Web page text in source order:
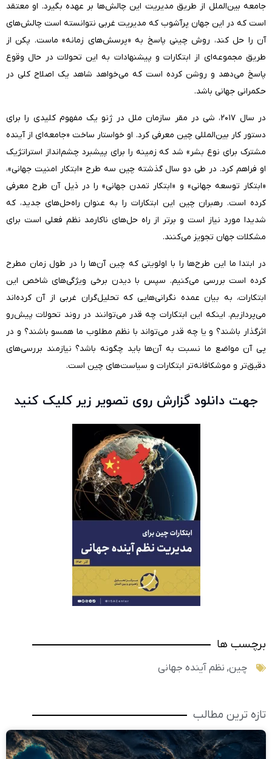
جامعه بین‌الملل از طریق مدیریت این چالش‌ها بر عهده بگیرد. او معتقد
است که در این جهان پر‌آشوب که مدیریت غربی نتوانسته است چالش‌های
آن را حل کند، روش چینی پاسخ به «پرسش‌های زمانه» ماست. پکن از
طریق مجموعه‌ای از ابتکارات و پیشنهادات به این تحولات در حال وقوع
پاسخ می‌دهد و روشن کرده است که می‌خواهد شاهد یک اصلاح کلی در
حکمرانی جهانی باشد.
در سال ۲۰۱۷، شی در مقر سازمان ملل در ژنو یک مفهوم کلیدی را برای
دستور کار بین‌المللی چین معرفی کرد. او خواستار ساخت «جامعه‌ای از آینده
مشترک برای نوع بشر» شد که زمینه را برای پیشبرد چشم‌انداز استراتژیک
او فراهم کرد. در طی دو سال گذشته چین سه طرح «ابتکار امنیت جهانی»،
«ابتکار توسعه جهانی» و «ابتکار تمدن جهانی» را در ذیل آن طرح معرفی
کرده است. رهبران چین این ابتکارات را به عنوان راه‌حل‌های جدید، که
شدیدا مورد نیاز است و برتر از راه حل‌های ناکارمد نظم فعلی است برای
مشکلات جهان تجویز می‌کنند.
در ابتدا ما این طرح‌ها را با اولویتی که چین آن‌ها را در طول زمان مطرح
کرده است بررسی می‌کنیم. سپس با دیدن برخی ویژگی‌های شاخص این
ابتکارات، به بیان عمده نگرانی‌هایی که تحلیل‌گران غربی از آن کرده‌اند
می‌پردازیم. اینکه این ابتکارات چه قدر می‌توانند در روند تحولات پیش‌رو
اثر‌گذار باشند؟ و یا چه قدر می‌تواند با نظم مطلوب ما همسو باشند؟ و در
پی آن مواضع ما نسبت به آن‌ها باید چگونه باشد؟ نیازمند بررسی‌های
دقیق‌تر و موشکافانه‌تر ابتکارات و سیاست‌های چین است.
جهت دانلود گزارش روی تصویر زیر کلیک کنید
برچسب ها
چین, نظم آینده جهانی
تازه ترین مطالب